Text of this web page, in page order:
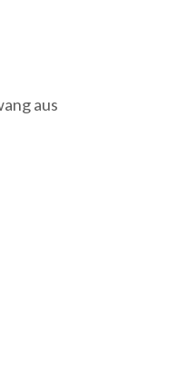
aus